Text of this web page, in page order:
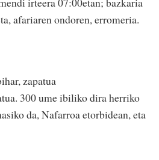
afariaren ondoren, erromeria.
zapatua
300 ume ibiliko dira herriko
da, Nafarroa etorbidean, eta